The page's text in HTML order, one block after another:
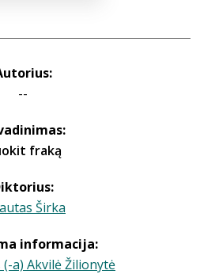
--
fraką
Širka
informacija:
a) Akvilė Žilionytė